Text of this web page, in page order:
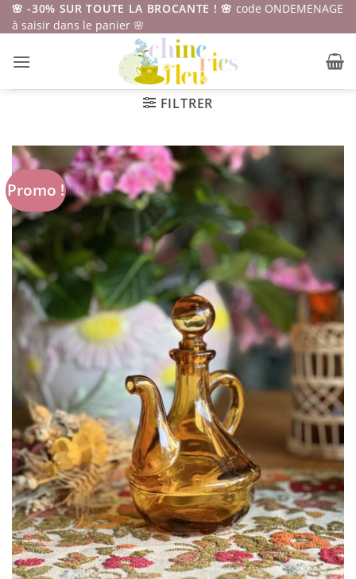
Passer
au
🌸 -30% SUR TOUTE LA BROCANTE ! 🌸 code ONDEMENAGE
à saisir dans le panier 🌸
FILTRER
Promo !